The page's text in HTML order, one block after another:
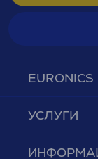
EURONICS
УСЛУГИ